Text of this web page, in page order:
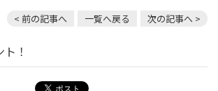
< 前の記事へ 一覧へ戻る 次の記事へ >
！